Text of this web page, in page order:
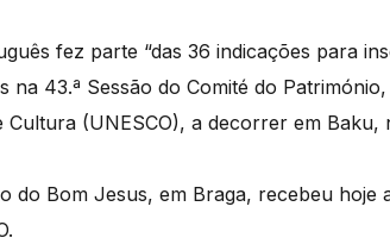
fez parte “das 36 indicações para
na 43.ª Sessão do Comité do
Cultura (UNESCO), a decorrer em Baku,
do Bom Jesus, em Braga, recebeu hoje